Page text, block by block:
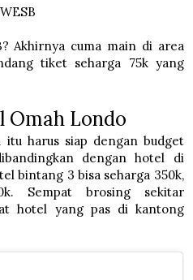
Akhirnya cuma main di area
tiket seharga 75k yang
Omah Londo
itu harus siap dengan budget
dengan hotel di
bintang 3 bisa seharga 350k,
Sempat brosing sekitar
hotel yang pas di kantong